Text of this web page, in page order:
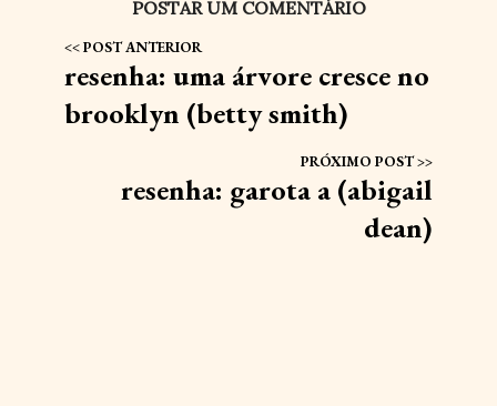
POSTAR UM COMENTÁRIO
resenha: uma árvore cresce no
brooklyn (betty smith)
resenha: garota a (abigail
dean)